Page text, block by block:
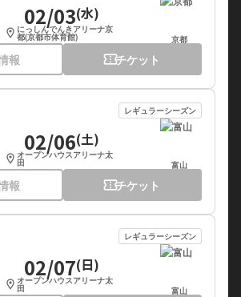
02/03(水)
location_on にっしんでんきアリーナ京
都(京都市体育館) 京都
報 confirmation_numberチケット
レギュラーシーズン
02/06(土)
location_on オープンハウスアリーナ太
田 富山
報 confirmation_numberチケット
レギュラーシーズン
02/07(日)
location_on オープンハウスアリーナ太
田 富山